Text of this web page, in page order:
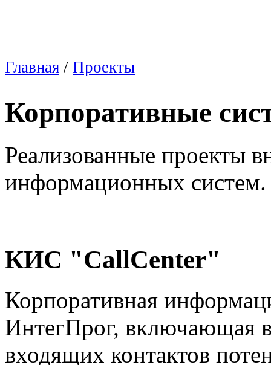
Главная / Проекты
Корпоративные
Реализованные проекты
информационных систем.
КИС "CallCenter"
Корпоративная
ИнтегПрог, включающая
входящих контактов